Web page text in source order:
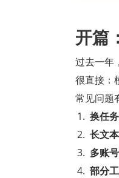
开篇
过去一年
很直接：
常见问题
换任
长文
多账
部分